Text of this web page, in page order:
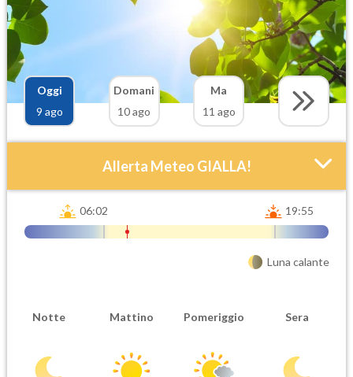
Oggi
9 ago
Domani
10 ago
Ma
11 ago
Allerta Meteo GIALLA!
Attendibilità
Urgenza
06:02 19:55
Luna calante
Notte Mattino Pomeriggio Sera